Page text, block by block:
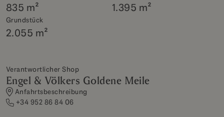
835 m² 1.395 m²
Grundstück
2.055 m²
Verantwortlicher Shop
Engel & Völkers Goldene Meile
Anfahrtsbeschreibung
+34 952 86 84 06